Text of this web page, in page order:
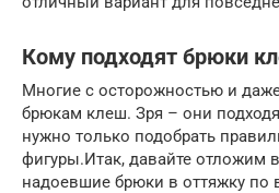
Кому подходят брюки
Многие с осторожностью и
брюкам клеш. Зря – они
нужно только подобрать
фигуры.Итак, давайте отложим
надоевшие брюки в оттяжку по